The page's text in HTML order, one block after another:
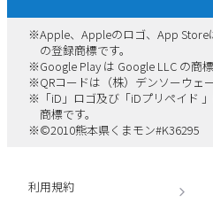
※Apple、Appleのロゴ、App
の登録商標です。
※Google Play は Google LLC の商標
※QRコードは（株）デンソーウェ
※ 「iD」ロゴ及び「iDプリペイド
商標です。
※©2010熊本県くまモン#K36295
利用規約